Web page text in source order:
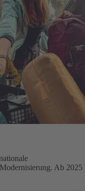
Ab 2025